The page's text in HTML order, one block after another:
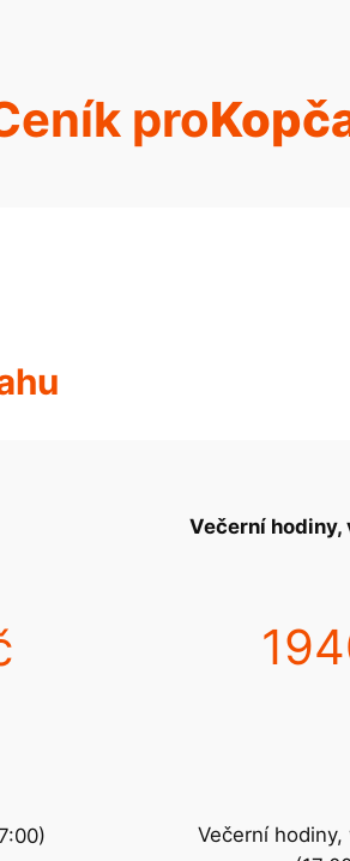
pro
Večerní
Večerní